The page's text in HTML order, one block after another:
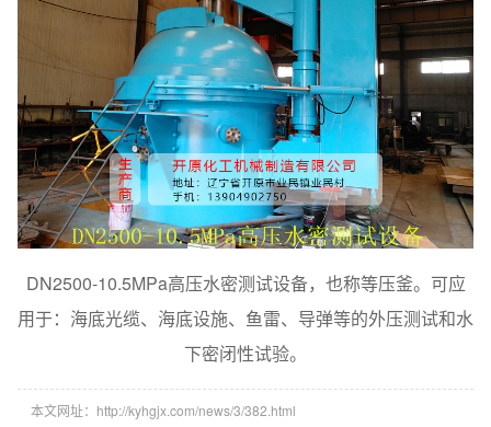
DN2500-10.5MPa高压水密测试设备，也称等压釜。可应
用于：海底光缆、海底设施、鱼雷、导弹等的外压测试和水
下密闭性试验。
本文网址：http://kyhgjx.com/news/3/382.html